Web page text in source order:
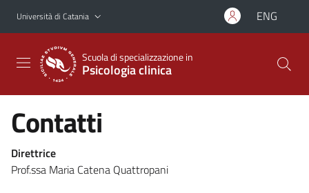
Vai al contenuto principale
Vai al menu di navigazione
Università di Catania ENG
Scuola di specializzazione in
Psicologia clinica
Contatti
Direttrice
Prof.ssa Maria Catena Quattropani